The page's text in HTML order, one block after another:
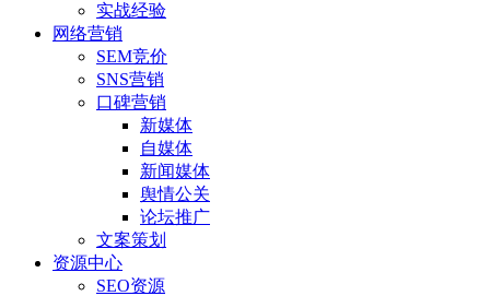
实战经验
网络营销
SEM竞价
SNS营销
口碑营销
新媒体
自媒体
新闻媒体
舆情公关
论坛推广
文案策划
资源中心
SEO资源